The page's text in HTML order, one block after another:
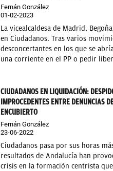
Fernán González
01-02-2023
La vicealcaldesa de Madrid,
en Ciudadanos. Tras varios
desconcertantes en los que se
una corriente en el PP o pedir
CIUDADANOS EN LIQUIDACIÓN:
IMPROCEDENTES ENTRE DENUNCIAS
ENCUBIERTO
Fernán González
23-06-2022
Ciudadanos pasa por sus horas
resultados de Andalucía han
crisis en la formación centrista